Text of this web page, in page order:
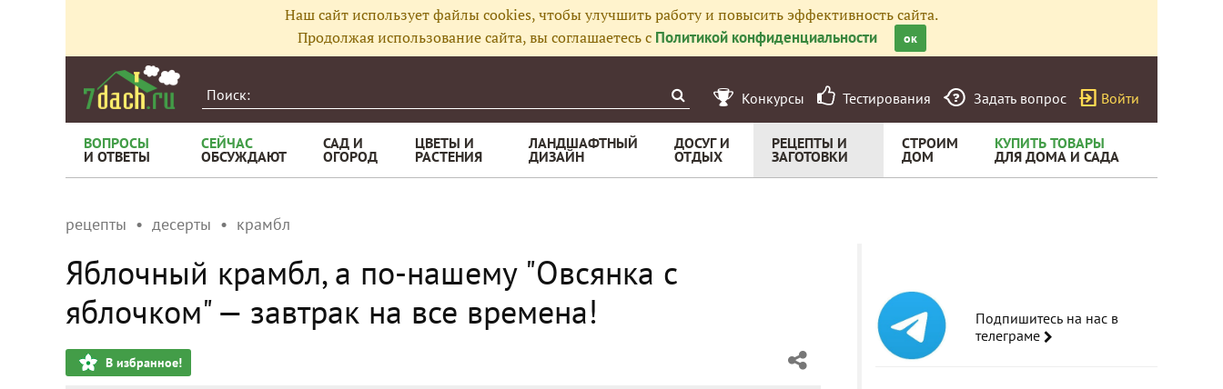
Наш сайт использует файлы cookies, чтобы улучшить работу и повысить эффективность сайта.
Продолжая использование сайта, вы соглашаетесь с Политикой конфиденциальности ок
Конкурсы Тестирования Задать вопрос Войти
ВОПРОСЫ
И ОТВЕТЫ
СЕЙЧАС
ОБСУЖДАЮТ
САД И
ОГОРОД
ЦВЕТЫ И
РАСТЕНИЯ
ЛАНДШАФТНЫЙ
ДИЗАЙН
ДОСУГ И
ОТДЫХ
РЕЦЕПТЫ И
ЗАГОТОВКИ
СТРОИМ
ДОМ
КУПИТЬ ТОВАРЫ
ДЛЯ ДОМА И САДА
рецепты десерты крамбл
Яблочный крамбл, а по-нашему "Овсянка с
яблочком" — завтрак на все времена!
В избранное!
Подпишитесь на нас в
телеграме